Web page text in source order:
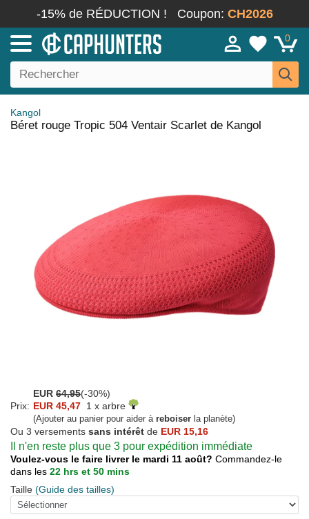
-15% de RÉDUCTION ! Coupon: CH2026
0
Kangol
Béret rouge Tropic 504 Ventair Scarlet de Kangol
EUR 64,95(-30%)
Prix: EUR 45,47 1 x arbre
(Ajouter au panier pour aider à reboiser la planète)
Ou 3 versements sans intérêt de EUR 15,16
Il n'en reste plus que 3 pour expédition immédiate
Voulez-vous le faire livrer le mardi 11 août? Commandez-le
dans les 22 hrs et 50 mins
Taille (Guide des tailles)